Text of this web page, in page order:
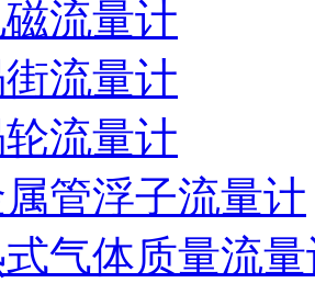
流量计
流量计
流量计
管浮子流量计
气体质量流